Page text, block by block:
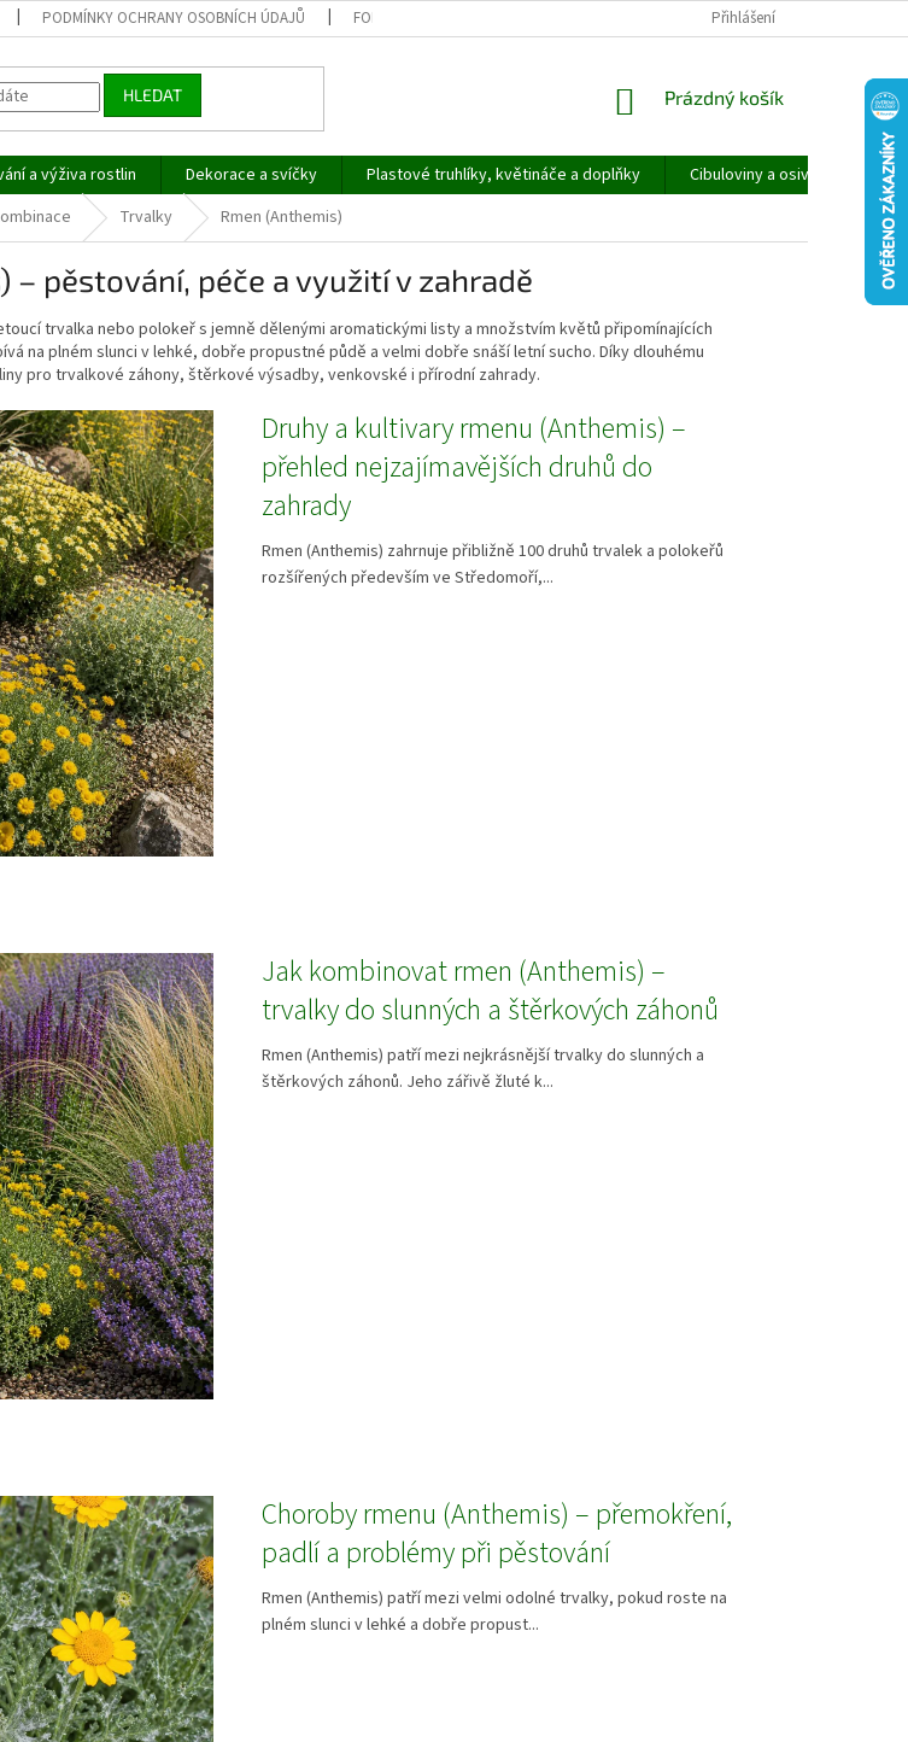
PODMÍNKY OCHRANY OSOBNÍCH ÚDAJŮ FORMULÁŘ PRO UPLATNĚNÍ REKLAMACE REKLAMAČNÍ ŘÁD
Přihlášení
HLEDAT
NÁKUPNÍ
Prázdný košík
a výživa rostlin Dekorace a svíčky Plastové truhlíky, květináče a doplňky Cibuloviny a osivo
Trvalky Rmen (Anthemis)
– pěstování, péče a využití v zahradě
trvalka nebo polokeř s jemně dělenými aromatickými listy a množstvím květů připomínajících
na plném slunci v lehké, dobře propustné půdě a velmi dobře snáší letní sucho. Díky dlouhému
pro trvalkové záhony, štěrkové výsadby, venkovské i přírodní zahrady.
Druhy a kultivary rmenu (Anthemis) –
přehled nejzajímavějších druhů do
zahrady
Rmen (Anthemis) zahrnuje přibližně 100 druhů trvalek a polokeřů
rozšířených především ve Středomoří,...
Jak kombinovat rmen (Anthemis) –
trvalky do slunných a štěrkových záhonů
Rmen (Anthemis) patří mezi nejkrásnější trvalky do slunných a
štěrkových záhonů. Jeho zářivě žluté k...
Choroby rmenu (Anthemis) – přemokření,
padlí a problémy při pěstování
Rmen (Anthemis) patří mezi velmi odolné trvalky, pokud roste na
plném slunci v lehké a dobře propust...